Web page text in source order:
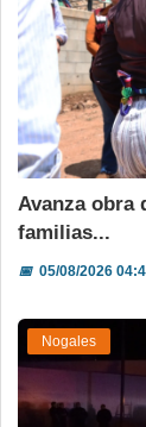
Avanza obra
familias...
📅05/08/2026
Nogales